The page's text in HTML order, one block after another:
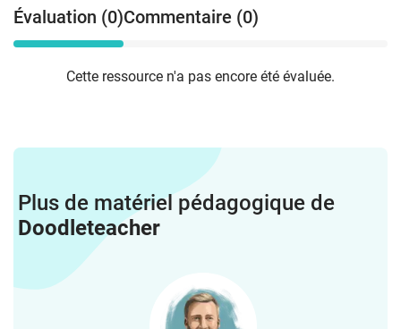
Évaluation (0)Commentaire (0)
Cette ressource n'a pas encore été évaluée.
Plus de matériel pédagogique de
Doodleteacher